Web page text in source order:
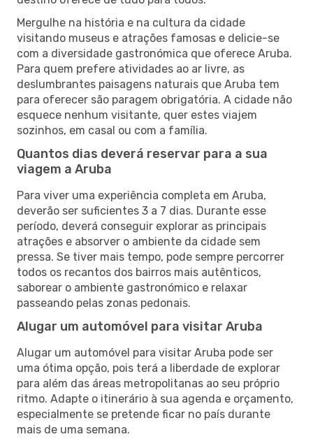
Mergulhe na história e na cultura da cidade
visitando museus e atrações famosas e delicie-se
com a diversidade gastronómica que oferece Aruba.
Para quem prefere atividades ao ar livre, as
deslumbrantes paisagens naturais que Aruba tem
para oferecer são paragem obrigatória. A cidade não
esquece nenhum visitante, quer estes viajem
sozinhos, em casal ou com a família.
Quantos dias deverá reservar para a sua
viagem a Aruba
Para viver uma experiência completa em Aruba,
deverão ser suficientes 3 a 7 dias. Durante esse
período, deverá conseguir explorar as principais
atrações e absorver o ambiente da cidade sem
pressa. Se tiver mais tempo, pode sempre percorrer
todos os recantos dos bairros mais autênticos,
saborear o ambiente gastronómico e relaxar
passeando pelas zonas pedonais.
Alugar um automóvel para visitar Aruba
Alugar um automóvel para visitar Aruba pode ser
uma ótima opção, pois terá a liberdade de explorar
para além das áreas metropolitanas ao seu próprio
ritmo. Adapte o itinerário à sua agenda e orçamento,
especialmente se pretende ficar no país durante
mais de uma semana.